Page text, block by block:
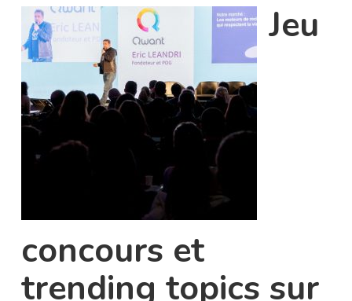
Jeu
concours et
trending topics sur